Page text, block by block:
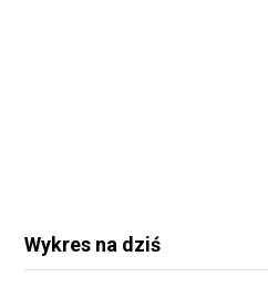
Wykres na dziś